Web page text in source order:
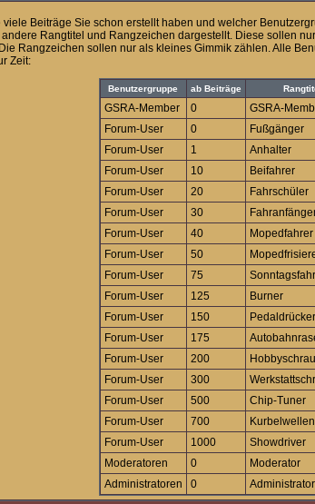
Beiträge Sie schon erstellt haben und welcher
Rangtitel und Rangzeichen dargestellt. Diese sollen
Rangzeichen sollen nur als kleines Gimmik zählen. Alle
Zeit:
Benutzergruppe ab Beiträge
GSRA-Member 0
GSRA-
Forum-User
0
Fußgänger
Forum-User
1
Anhalter
Forum-User
10
Beifahrer
Forum-User
20
Fahrschüler
Forum-User
30
Forum-User
40
Mopedfahrer
Forum-User
50
Forum-User
75
Forum-User
125
Burner
Forum-User
150
Pedaldrücker
Forum-User
175
Forum-User
200
Forum-User
300
Forum-User
500
Chip-Tuner
Forum-User
700
Forum-User
1000
Showdriver
Moderatoren
0
Moderator
Administratoren
0 Administrator